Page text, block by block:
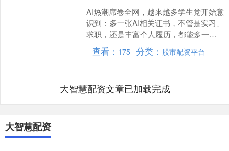
AI热潮席卷全网，越来越多学生党开始意
识到：多一张AI相关证书，不管是实习、
求职，还是丰富个人履历，都能多一份
竞争力。但很多非计算机、非人工智能
专业的学生，一看....
查看： 175 分类： 股市配资平台
大智慧配资文章已加载完成
大智慧配资